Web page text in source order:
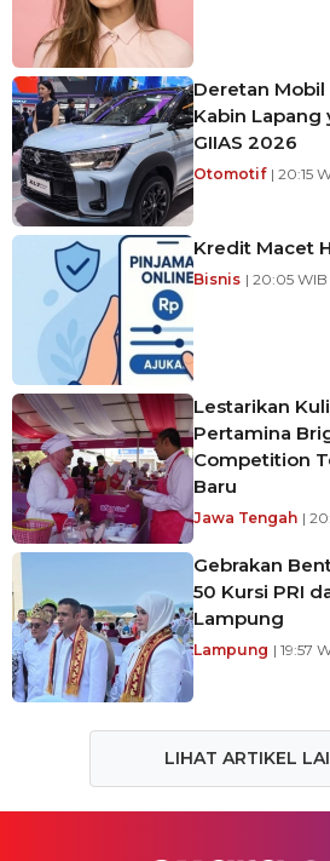
Deretan
Kabin Lapang
GIIAS 2026
Otomotif | 20:15
Kredit Macet
Bisnis | 20:05 WIB
Lestarikan
Pertamina
Competition
Baru
Jawa Tengah |
Gebrakan
50 Kursi PRI
Lampung
Lampung | 19:57
LIHAT ARTIKEL